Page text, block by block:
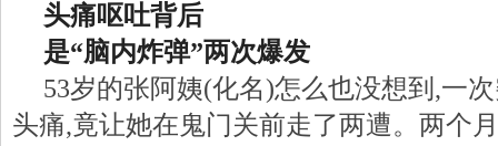
头痛呕吐背后
是“脑内炸弹”两次爆发
53岁的张阿姨(化名)怎么也没想到,一
头痛,竟让她在鬼门关前走了两遭。两个